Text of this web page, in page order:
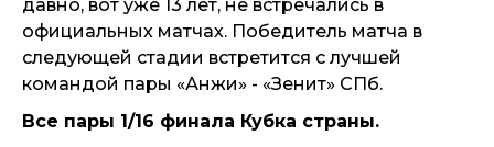
давно, вот уже 13 лет, не встречались в
официальных матчах. Победитель матча в
следующей стадии встретится с лучшей
командой пары «Анжи» - «Зенит» СПб.
Все пары 1/16 финала Кубка страны.